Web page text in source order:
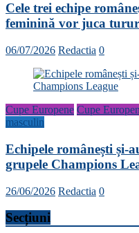
Cele trei echipe
feminină vor juca
06/07/2026 Redactia 0
Cupe Europene Cupe
masculin
Echipele românești și-
grupele Champions
26/06/2026 Redactia 0
Secțiuni